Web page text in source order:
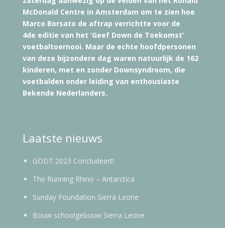
McDonald Centre in Amsterdam om te zien hoe
Marco Borsato de aftrap verrichtte voor de
4de editie van het ‘Geef Down de Toekomst’
voetbaltoernooi. Maar de echte hoofdpersonen
van deze bijzondere dag waren natuurlijk de 162
kinderen, met en zonder Downsyndroom, die
voetbalden onder leiding van enthousiaste
Bekende Nederlanders.
Laatste nieuws
GDDT 2023 Concludeert!
The Running Rhino – Antarctica
Sunday Foundation Sierra Leone
Bouw schoolgebouw Sierra Leone